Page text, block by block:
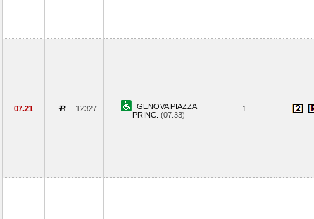
07.21 12327
GENOVA PIAZZA
PRINC. (07.33)
1